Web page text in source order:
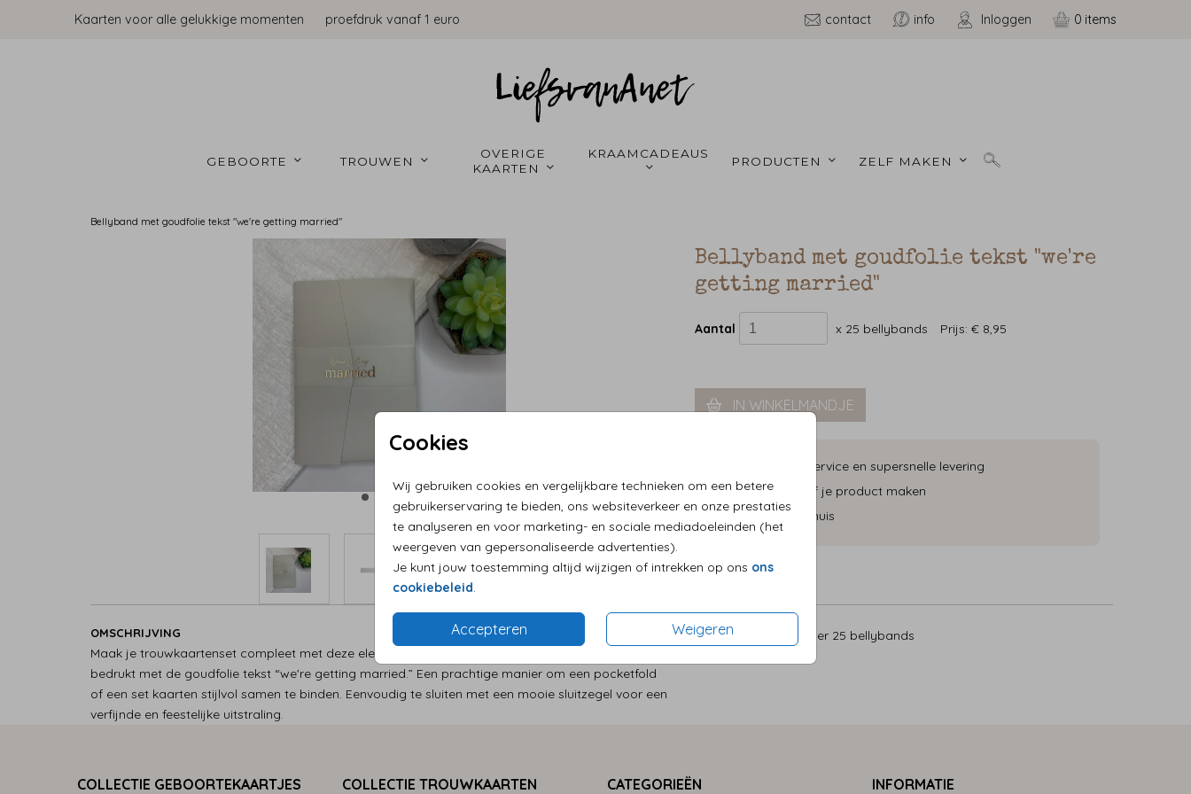
Kaarten voor alle gelukkige momenten proefdruk vanaf 1 euro contact info Inloggen 0
GEBOORTE TROUWEN
OVERIGE
KAARTEN
PRODUCTEN ZELF MAKEN
Cookies
Wij gebruiken cookies en vergelijkbare technieken om een betere
gebruikerservaring te bieden, ons websiteverkeer en onze prestaties
te analyseren en voor marketing- en sociale mediadoeleinden (het
weergeven van gepersonaliseerde advertenties).
Je kunt jouw toestemming altijd wijzigen of intrekken op ons ons
cookiebeleid
Accepteren Weigeren
Bellyband met goudfolie tekst "we're getting married"
Bellyband met goudfolie tekst "we're
getting married"
Aantal x 25 bellybands Prijs:€ 8,95
IN WINKELMANDJE
Persoonlijke service en supersnelle levering
Eenvoudig zelf je product maken
Levering aan huis
OMSCHRIJVING
Maak je trouwkaartenset compleet met deze elegante bellyband van transparant kalkpapier,
bedrukt met de goudfolie tekst “we're getting married.” Een prachtige manier om een pocketfold
of een set kaarten stijlvol samen te binden. Eenvoudig te sluiten met een mooie sluitzegel voor een
verfijnde en feestelijke uitstraling.
Prijs: per 25 bellybands
COLLECTIE GEBOORTEKAARTJES COLLECTIE TROUWKAARTEN CATEGORIEËN INFORMATIE